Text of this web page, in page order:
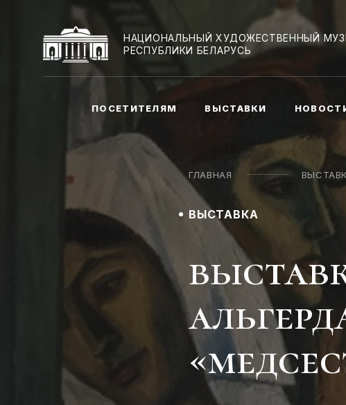
НАЦИОНАЛЬНЫЙ ХУДОЖЕСТВЕННЫЙ
РЕСПУБЛИКИ БЕЛАРУСЬ
ПОСЕТИТЕЛЯМ ВЫСТАВКИ
ГЛАВНАЯ
ВЫСТАВКА